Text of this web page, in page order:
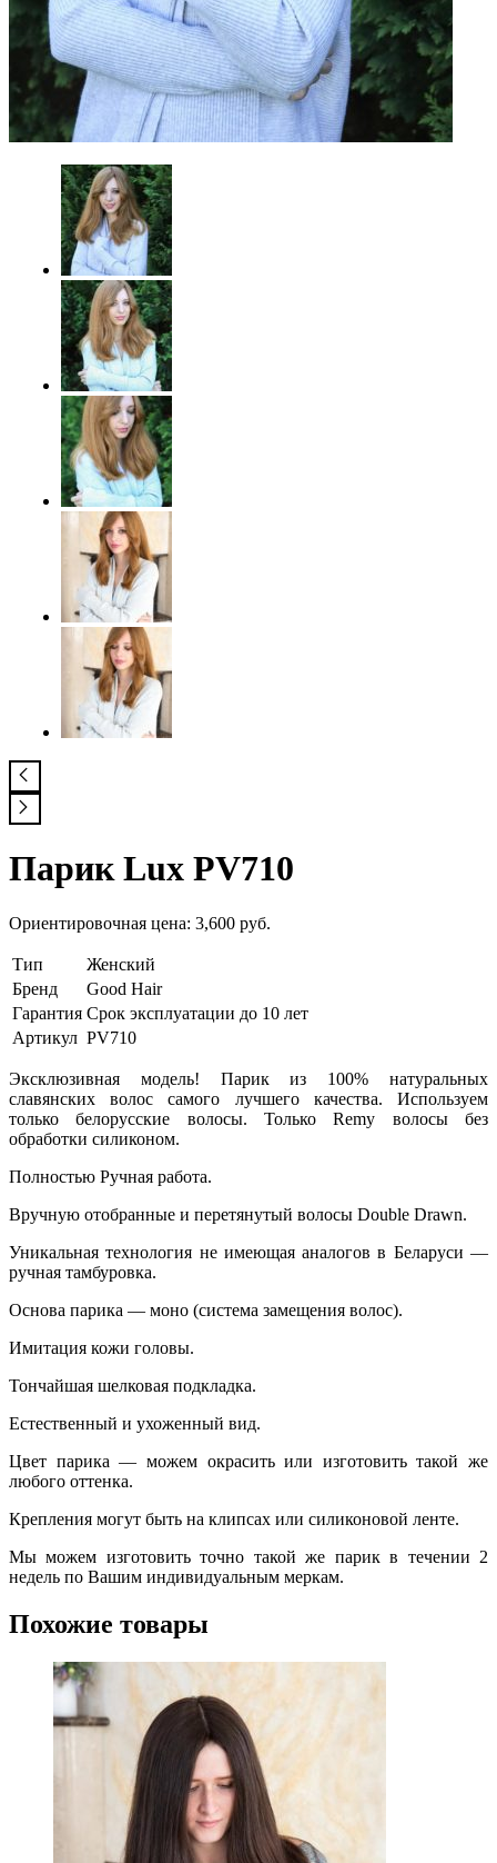
Парик Lux PV710
Ориентировочная цена: 3,600 руб.
Тип
Женский
Бренд
Good Hair
Гарантия Срок эксплуатации до 10 лет
Артикул PV710
Эксклюзивная модель! Парик из 100% натуральных
славянских волос самого лучшего качества. Используем
только белорусские волосы. Только Remy волосы без
обработки силиконом.
Полностью Ручная работа.
Вручную отобранные и перетянутый волосы Double Drawn.
Уникальная технология не имеющая аналогов в Беларуси —
ручная тамбуровка.
Основа парика — моно (система замещения волос).
Имитация кожи головы.
Тончайшая шелковая подкладка.
Естественный и ухоженный вид.
Цвет парика — можем окрасить или изготовить такой же
любого оттенка.
Крепления могут быть на клипсах или силиконовой ленте.
Мы можем изготовить точно такой же парик в течении 2
недель по Вашим индивидуальным меркам.
Похожие товары